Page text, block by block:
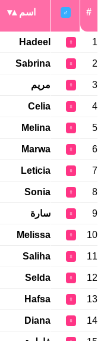
#
♂ اسم
1
♀
Hadeel
2
♀
Sabrina
3
♀ مريم
4
♀
Celia
5
♀
Melina
6
♀
Marwa
7
♀
Leticia
8
♀
Sonia
9
♀ سارة
10
♀
Melissa
11
♀
Saliha
12
♀
Selda
13
♀
Hafsa
14
♀
Diana